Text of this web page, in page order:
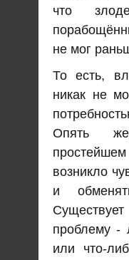
что
не мог
То есть,
никак не
Опять
возникло
и
проблему -
или что-